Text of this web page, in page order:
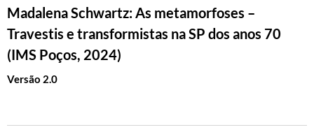
Madalena Schwartz: As metamorfoses –
Travestis e transformistas na SP dos anos 70
(IMS Poços, 2024)
Versão 2.0